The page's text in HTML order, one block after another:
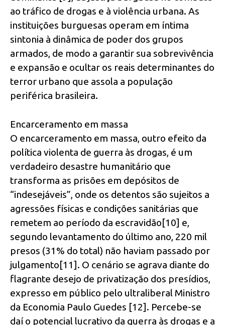
ao tráfico de drogas e à violência urbana. As
instituições burguesas operam em íntima
sintonia à dinâmica de poder dos grupos
armados, de modo a garantir sua sobrevivência
e expansão e ocultar os reais determinantes do
terror urbano que assola a população
periférica brasileira.
Encarceramento em massa
O encarceramento em massa, outro efeito da
política violenta de guerra às drogas, é um
verdadeiro desastre humanitário que
transforma as prisões em depósitos de
“indesejáveis”, onde os detentos são sujeitos a
agressões físicas e condições sanitárias que
remetem ao período da escravidão[10] e,
segundo levantamento do último ano, 220 mil
presos (31% do total) não haviam passado por
julgamento[11]. O cenário se agrava diante do
flagrante desejo de privatização dos presídios,
expresso em público pelo ultraliberal Ministro
da Economia Paulo Guedes [12]. Percebe-se
daí o potencial lucrativo da guerra às drogas e a